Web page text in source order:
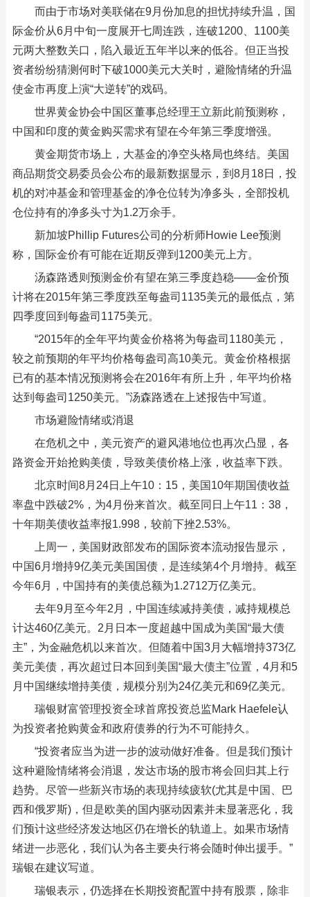
而由于市场对美联储在9月份加息的担忧持续升温，国
际金价从6月中旬一度展开七周连跌，连破1200、1100美
元两大整数关口，陷入最近五年半以来的低谷。但正当投
资者纷纷猜测何时下破1000美元大关时，避险情绪的升温
使金市再度上演“大逆转”的戏码。
世界黄金协会中国区董事总经理王立新此前预测称，
中国和印度的黄金购买需求有望在今年第三季度增强。
黄金期货市场上，大基金的净空头格局也终结。美国
商品期货交易委员会公布的最新数据显示，到8月18日，投
机的对冲基金和管理基金的净仓位转为净多头，全部投机
仓位持有的净多头寸为1.2万余手。
新加坡Phillip Futures公司的分析师Howie Lee预测
称，国际金价有可能在近期反弹到1200美元上方。
汤森路透则预测金价有望在第三季度趋稳——金价预
计将在2015年第三季度跌至每盎司1135美元的最低点，第
四季度回到每盎司1175美元。
“2015年的全年平均黄金价格将为每盎司1180美元，
较之前预期的年平均价格每盎司高10美元。黄金价格根据
已有的基本情况预测将会在2016年有所上升，年平均价格
达到每盎司1250美元。”汤森路透在上述报告中写道。
市场避险情绪或消退
在危机之中，美元资产的避风港地位也再次凸显，各
路资金开始抢购美债，导致美债价格上涨，收益率下跌。
北京时间8月24日上午10：15，美国10年期国债收益
率盘中跌破2%，为4月份来首次。截至同日上午11：38，
十年期美债收益率报1.998，较前下挫2.53%。
上周一，美国财政部发布的国际资本流动报告显示，
中国6月增持9亿美元美国国债，是连续第4个月增持。截至
今年6月，中国持有的美债总额为1.2712万亿美元。
去年9月至今年2月，中国连续减持美债，减持规模总
计达460亿美元。2月日本一度超越中国成为美国“最大债
主”，为金融危机以来首次。但随着中国3月大幅增持373亿
美元美债，再次超过日本回到美国“最大债主”位置，4月和5
月中国继续增持美债，规模分别为24亿美元和69亿美元。
瑞银财富管理投资全球首席投资总监Mark Haefele认
为投资者抢购黄金和政府债券的行为不可能持久。
“投资者应当为进一步的波动做好准备。但是我们预计
这种避险情绪将会消退，发达市场的股市将会回归其上行
趋势。尽管一些新兴市场的表现持续疲软(尤其是中国、巴
西和俄罗斯)，但是欧美的国内驱动因素并未显著恶化，我
们预计这些经济发达地区仍在增长的轨道上。如果市场情
绪进一步恶化，我们认为各主要央行将会随时伸出援手。”
瑞银在建议写道。
瑞银表示，仍选择在长期投资配置中持有股票，除非